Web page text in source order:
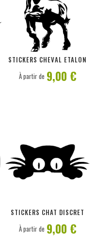
STICKERS CHEVAL ETALON
PERSONNALISER
À partir de 9,00 €
STICKERS CHAT DISCRET
À partir de 9,00 €